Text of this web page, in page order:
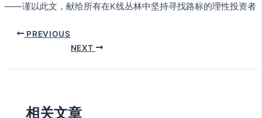
——谨以此文，献给所有在K线丛林中坚持寻找路标的理性投资者
PREVIOUS
NEXT
相关文章